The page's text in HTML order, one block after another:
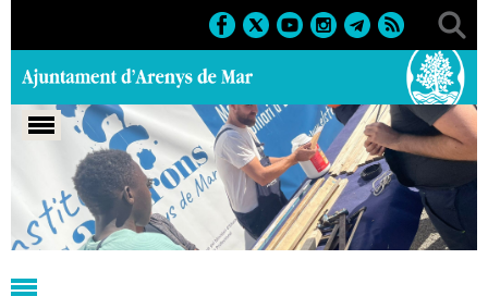
Portada > Regidories > Educació > Agenda > 20-05-2005